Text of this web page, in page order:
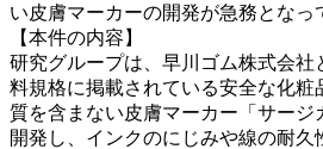
い皮膚マーカーの開発が急務となっ
【本件の内容】
研究グループは、早川ゴム株式会社
料規格に掲載されている安全な化粧
質を含まない皮膚マーカー「サージ
開発し、インクのにじみや線の耐